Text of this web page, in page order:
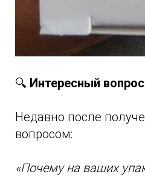
🔍 Интересный
Недавно после
вопросом:
«Почему на ваших